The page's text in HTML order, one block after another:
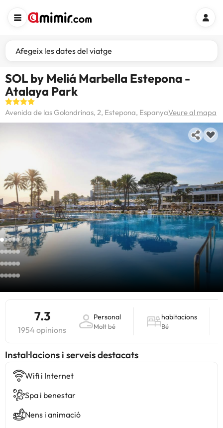
Afegeix les dates del viatge
SOL by Meliá Marbella Estepona -
Atalaya Park
Avenida de las Golondrinas, 2, Estepona, EspanyaVeure al mapa
7.3
1954 opinions
Personal
Molt bé
habitacions
Bé
Instal·lacions i serveis destacats
Wifi i Internet
Spa i benestar
Nens i animació